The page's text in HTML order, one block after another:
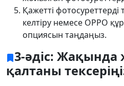
Қажетті
келтіру немесе OPPO
опциясын таңдаңыз.
3-әдіс:
қалтаны